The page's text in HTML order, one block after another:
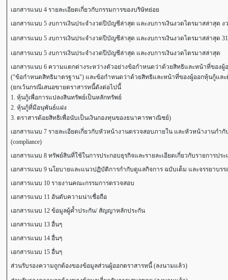
เอกสารแนบ 4 รายละเอียดเกี่ยวกับกรรมการของบริษัทย่อย
เอกสารแนบ 5 งบการเงินประจำงวดปีบัญชีล่าสุด และงบการเงินงวดไตรมาสล่าสุด
เอกสารแนบ 5 งบการเงินประจำงวดปีบัญชีล่าสุด และงบการเงินงวดไตรมาสล่าสุด
เอกสารแนบ 5 งบการเงินประจำงวดปีบัญชีล่าสุด และงบการเงินงวดไตรมาสล่าสุด
เอกสารแนบ 6 ความแตกต่างระหว่างตัวอย่างข้อกำหนดว่าด้วยสิทธิและหน้าที่ของ
("ข้อกำหนดสิทธิมาตรฐาน") และข้อกำหนดว่าด้วยสิทธิและหน้าที่ของผู้ออกหุ้นกู้และ
(ยกเว้นกรณีเสนอขายตราสารหนี้ดังต่อไปนี้
1. หุ้นกู้เพื่อการแปลงสินทรัพย์เป็นหลักทรัพย์
2. หุ้นกู้ที่มีอนุพันธ์แฝง
3. ตราสารด้อยสิทธิเพื่อนับเป็นเงินกองทุนของธนาคารพาณิชย์)
เอกสารแนบ 7 รายละเอียดเกี่ยวกับหัวหน้างานตรวจสอบภายใน และหัวหน้างานก
(compliance)
เอกสารแนบ 8 ทรัพย์สินที่ใช้ในการประกอบธุรกิจและรายละเอียดเกี่ยวกับรายการปร
เอกสารแนบ 9 นโยบายและแนวปฏิบัติการกำกับดูแลกิจการ ฉบับเต็ม และจรรยาบ
เอกสารแนบ 10 รายงานคณะกรรมการตรวจสอบ
เอกสารแนบ 11 อันดับความน่าเชื่อถือ
เอกสารแนบ 12 ข้อมูลผู้ค้ำประกัน/ สัญญาหลักประกัน
เอกสารแนบ 13 อื่นๆ
เอกสารแนบ 14 อื่นๆ
เอกสารแนบ 15 อื่นๆ
ส่วนรับรองความถูกต้องของข้อมูลส่วนผู้ออกตราสารหนี้ (ลงนามแล้ว)